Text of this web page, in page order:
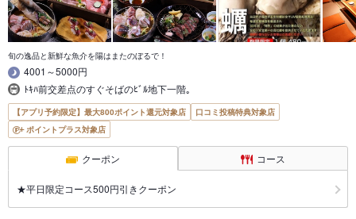
旬の逸品と新鮮な魚介を陽はまたのぼるで！
4001～5000円
ﾄｷﾊ前交差点のすぐそばのﾋﾞﾙ地下一階｡
【アプリ予約限定】最大800ポイント還元対象店
口コミ投稿特典対象店
ポイントプラス対象店
クーポン コース
★平日限定コース500円引きクーポン